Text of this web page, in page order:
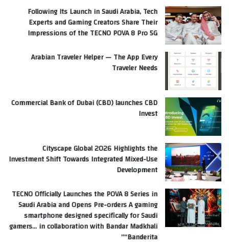
Following Its Launch in Saudi Arabia, Tech
Experts and Gaming Creators Share Their
Impressions of the TECNO POVA 8 Pro 5G
Arabian Traveler Helper — The App Every
Traveler Needs
Commercial Bank of Dubai (CBD) launches CBD
Invest
Cityscape Global 2026 Highlights the
Investment Shift Towards Integrated Mixed-Use
Development
TECNO Officially Launches the POVA 8 Series in
Saudi Arabia and Opens Pre-orders A gaming
smartphone designed specifically for Saudi
gamers… in collaboration with Bandar Madkhali
“Banderita”